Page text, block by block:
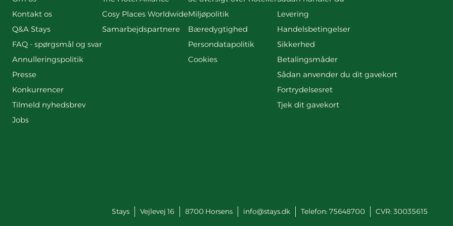
Kontakt os
Q&A Stays
FAQ - spørgsmål og svar
Annulleringspolitik
Presse
Konkurrencer
Tilmeld nyhedsbrev
Jobs
Cosy Places Worldwide
Samarbejdspartnere
Miljøpolitik
Bæredygtighed
Persondatapolitik
Cookies
Levering
Handelsbetingelser
Sikkerhed
Betalingsmåder
Sådan anvender du dit gavekort
Fortrydelsesret
Tjek dit gavekort
Stays Vejlevej 16 8700 Horsens info@stays.dk Telefon: 75648700 CVR: 30035615